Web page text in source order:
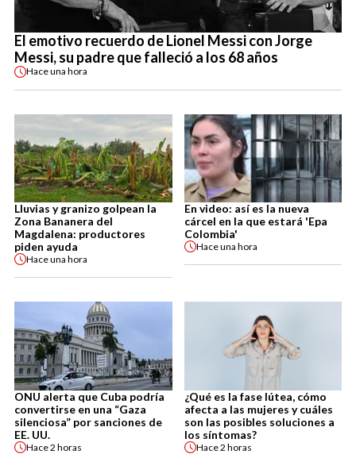
El emotivo recuerdo de Lionel Messi con Jorge
Messi, su padre que falleció a los 68 años
Haceuna hora
Lluvias y granizo golpean la
Zona Bananera del
Magdalena: productores
piden ayuda
Haceuna hora
En video: así es la nueva
cárcel en la que estará 'Epa
Colombia'
Haceuna hora
ONU alerta que Cuba podría
convertirse en una “Gaza
silenciosa” por sanciones de
EE. UU.
Hace2 horas
¿Qué es la fase lútea, cómo
afecta a las mujeres y cuáles
son las posibles soluciones a
los síntomas?
Hace2 horas